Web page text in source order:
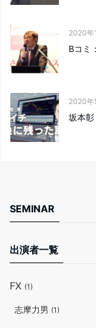
2020年
Bコミ
2020年
坂本彰
SEMINAR
出演者一覧
FX (1)
志摩力男 (1)